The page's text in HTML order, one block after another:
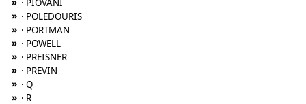
· PIOVANI
» · POLEDOURIS
» · PORTMAN
» · POWELL
» · PREISNER
» · PREVIN
» · Q
» · R